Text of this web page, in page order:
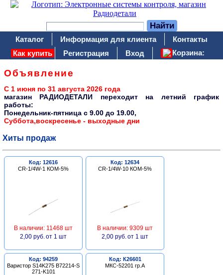
Каталог Информация для клиента
Контакты
Как купить
Регистрация Вход Корзина:
Объявление
С 1 июня по 31 августа 2026 года
магазин РАДИОДЕТАЛИ переходит на летний график
работы:
Понедельник-пятница c 9.00 до 19.00,
Суббота,воскресенье - выходные дни
Хиты продаж
Код: 12616
CR-1/4W-1 КОМ-5%
В наличии: 11468 шт
2,00 руб. от 1 шт
Код: 12634
CR-1/4W-10 КОМ-5%
В наличии: 9309 шт
2,00 руб. от 1 шт
Код: 94259
Варистор S14K275 B72214-S
271-K101
Код: К26601
МКС-52201 гр.А